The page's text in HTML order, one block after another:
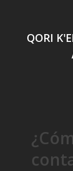
QORI